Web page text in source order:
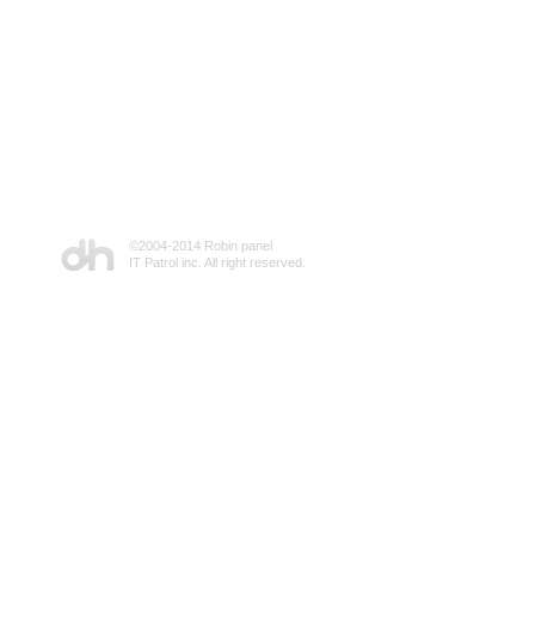
©2004-2014 Robin panel
IT Patrol inc. All right reserved.